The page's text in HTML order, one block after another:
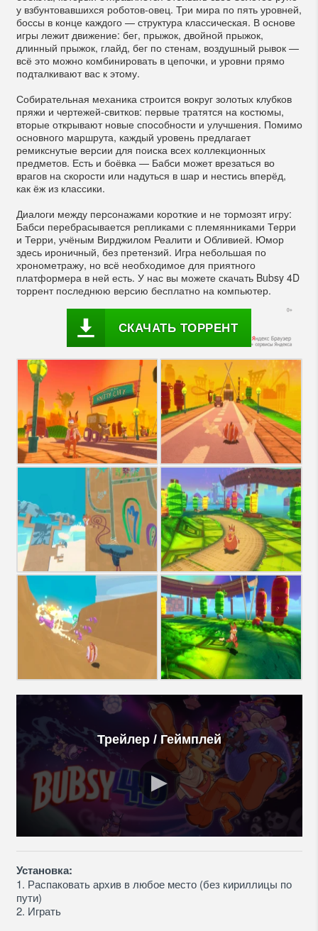
у взбунтовавшихся роботов-овец. Три мира по пять уровней,
боссы в конце каждого — структура классическая. В основе
игры лежит движение: бег, прыжок, двойной прыжок,
длинный прыжок, глайд, бег по стенам, воздушный рывок —
всё это можно комбинировать в цепочки, и уровни прямо
подталкивают вас к этому.
Собирательная механика строится вокруг золотых клубков
пряжи и чертежей-свитков: первые тратятся на костюмы,
вторые открывают новые способности и улучшения. Помимо
основного маршрута, каждый уровень предлагает
ремикснутые версии для поиска всех коллекционных
предметов. Есть и боёвка — Бабси может врезаться во
врагов на скорости или надуться в шар и нестись вперёд,
как ёж из классики.
Диалоги между персонажами короткие и не тормозят игру:
Бабси перебрасывается репликами с племянниками Терри
и Терри, учёным Вирджилом Реалити и Обливией. Юмор
здесь ироничный, без претензий. Игра небольшая по
хронометражу, но всё необходимое для приятного
платформера в ней есть. У нас вы можете скачать Bubsy 4D
торрент последнюю версию бесплатно на компьютер.
СКАЧАТЬ ТОРРЕНТ
Трейлер / Геймплей
Установка:
1. Распаковать архив в любое место (без кириллицы по
пути)
2. Играть